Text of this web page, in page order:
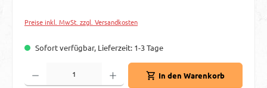
Preise inkl. MwSt. zzgl. Versandkosten
Sofort verfügbar, Lieferzeit: 1-3 Tage
Produkt Anzahl: Gib den gewünschten Wert ein oder benutze die Schaltflächen
In den Warenkorb